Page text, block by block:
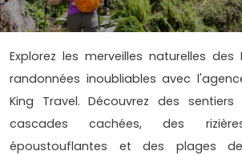
Explorez les merveilles naturelles des
randonnées inoubliables avec
King Travel. Découvrez des
cascades cachées, des
époustouflantes et des plages